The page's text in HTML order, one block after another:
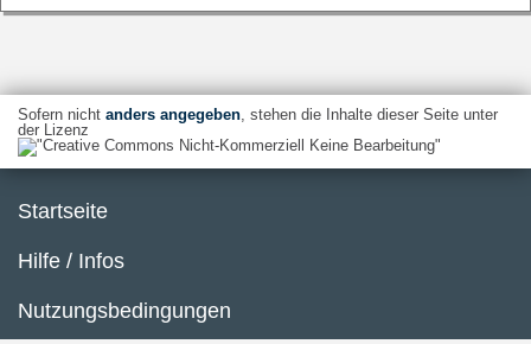
Sofern nicht anders angegeben, stehen die Inhalte dieser Seite unter
der Lizenz
Startseite
Hilfe / Infos
Nutzungsbedingungen